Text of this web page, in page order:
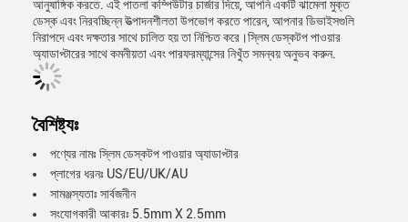
আনুষাঙ্গিক করতে. এই পাতলা কম্পিউটার চার্জার দিয়ে, আপনি একটি ঝামেলা মুক্ত
ডেস্ক এবং নিরবচ্ছিন্ন উত্পাদনশীলতা উপভোগ করতে পারেন, আপনার ডিভাইসগুলি
নিরাপদে এবং দক্ষতার সাথে চালিত হয় তা নিশ্চিত করে।স্লিম ডেস্কটপ পাওয়ার
অ্যাডাপ্টারের সাথে কমনীয়তা এবং পারফরম্যান্সের নিখুঁত সমন্বয় অনুভব করুন.
বৈশিষ্ট্যঃ
পণ্যের নামঃ স্লিম ডেস্কটপ পাওয়ার অ্যাডাপ্টার
প্লাগের ধরনঃ US/EU/UK/AU
সামঞ্জস্যতাঃ সার্বজনীন
সংযোগকারী আকারঃ 5.5mm X 2.5mm